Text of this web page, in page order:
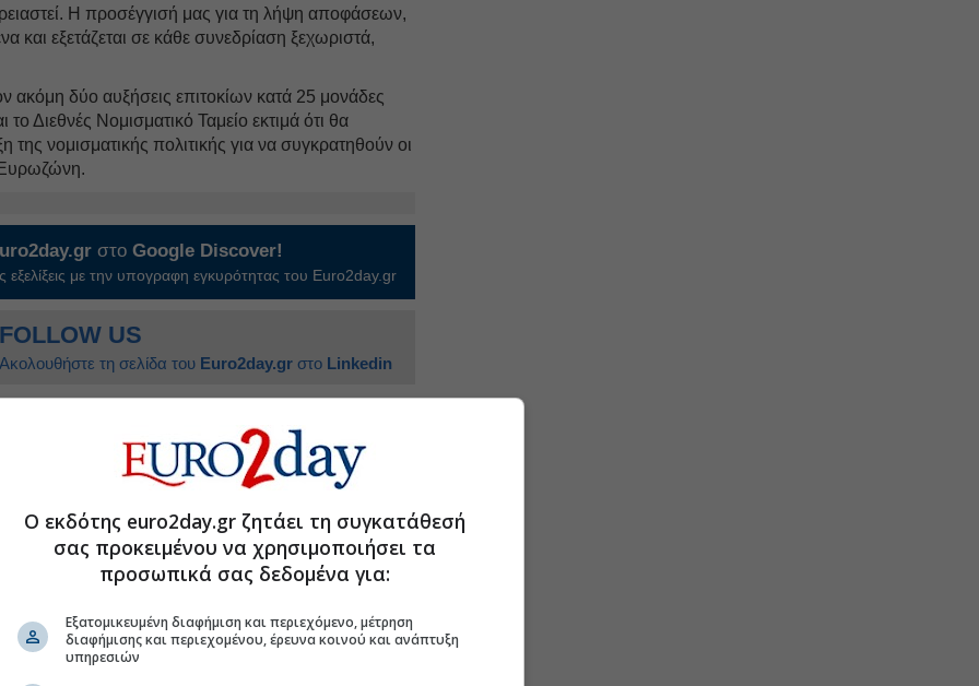
Η προσέγγισή μας για τη λήψη αποφάσεων,
και εξετάζεται σε κάθε συνεδρίαση ξεχωριστά,
ακόμη δύο αυξήσεις επιτοκίων κατά 25 μονάδες
Διεθνές Νομισματικό Ταμείο εκτιμά ότι θα
της νομισματικής πολιτικής για να συγκρατηθούν οι
Ευρωζώνη.
στοGoogle Discover!
εξελίξεις με την υπογραφη εγκυρότητας του Euro2day.gr
FOLLOW US
Ακολουθήστε τη σελίδα του Euro2day.gr στο Linkedin
τις δαπάνες των νοικοκυριών
τεστ: Τι σημειώνει η ΕΚΤ
τιμών τον χειμώνα σε αέριο και ρεύμα
στο 1%
Ο εκδότης euro2day.gr ζητάει τη συγκατάθεσή
σας προκειμένου να χρησιμοποιήσει τα
προσωπικά σας δεδομένα για:
Εξατομικευμένη διαφήμιση και περιεχόμενο, μέτρηση
διαφήμισης και περιεχομένου, έρευνα κοινού και ανάπτυξη
υπηρεσιών